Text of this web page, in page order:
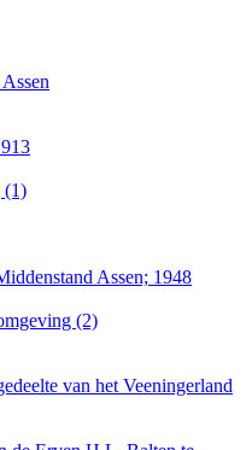
(1)
Assen; 1948
(2)
van het Veeningerland